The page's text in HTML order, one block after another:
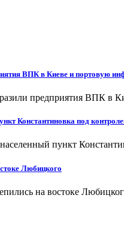
ВПК в Киеве и портовую
Константиновка под
Любицкого